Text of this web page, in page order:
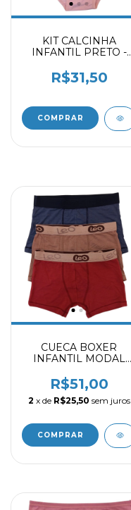
KIT CALCINHA
INFANTIL PRETO -
DELICATE 2059403
R$31,50
COMPRAR
CUECA BOXER
INFANTIL MODAL
MARROM - VINHO
2031403
R$51,00
2 x de R$25,50 sem juros
COMPRAR